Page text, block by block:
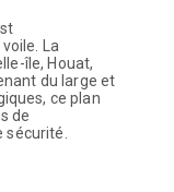
La
île, Houat,
du large et
ce plan
de